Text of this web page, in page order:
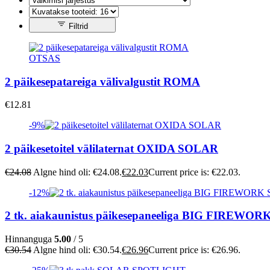
Filtrid
OTSAS
2 päikesepatareiga välivalgustit ROMA
€12.81
-9%
2 päikesetoitel välilaternat OXIDA SOLAR
€24.08 Algne hind oli: €24.08.€22.03Current price is: €22.03.
-12%
2 tk. aiakaunistus päikesepaneeliga BIG
Hinnanguga 5.00 / 5
€30.54 Algne hind oli: €30.54.€26.96Current price is: €26.96.